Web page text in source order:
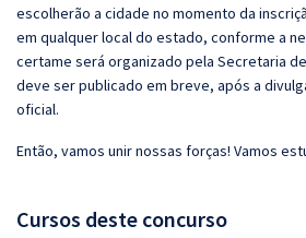
escolherão a cidade no momento da
em qualquer local do estado, conforme a
certame será organizado pela Secretaria
deve ser publicado em breve, após a
oficial.
Então, vamos unir nossas forças! Vamos
Cursos deste concurso